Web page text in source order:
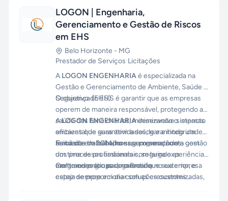
LOGON | Engenharia,
Gerenciamento e Gestão de Riscos
em EHS
Belo Horizonte - MG
Prestador de Serviços·Licitações
A LOGON ENGENHARIAé especializada na
Gestão e Gerenciamento de Ambiente, Saúde e
Segurança (EHS).
O objetivo do EHS é garantir que as empresas
operem de maneira responsável, protegendo a
saúde dos funcionários, minimizando o impacto
ambiental de suas atividades; garantindo um
ambiente de trabalho seguro para todos.
ALOGON ENGENHARIAdesenvolve sistemas
eficazes que garantem a saúde e a integridade
física dos trabalhadores, a prevenção e a gestão
dos processos ambientais, seguindo as
melhores práticas do mercado.
Fundada em 2014, nossa empresa conta com
um time de profissionais com larga experiência
em grandes grupos, no Brasil e no exterior, e
capaz de proporcionar soluções customizadas,
Conte conosco para garantir que sua empresa
esteja sempre em dia com as crescentes